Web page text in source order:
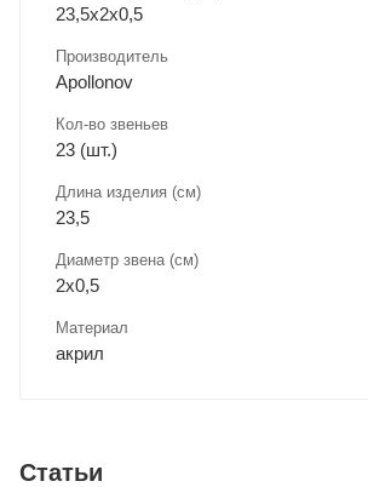
23,5х2х0,5
Производитель
Apollonov
Кол-во звеньев
23 (шт.)
Длина изделия (см)
23,5
Диаметр звена (см)
2х0,5
Материал
акрил
Статьи